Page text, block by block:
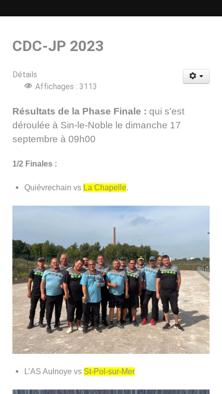
CDC-JP 2023
Détails
Affichages : 3113
Résultats de la Phase Finale : qui s'est
déroulée à Sin-le-Noble le dimanche 17
septembre à 09h00
1/2 Finales :
Quiévrechain vs La Chapelle.
L’AS Aulnoye vs St-Pol-sur-Mer